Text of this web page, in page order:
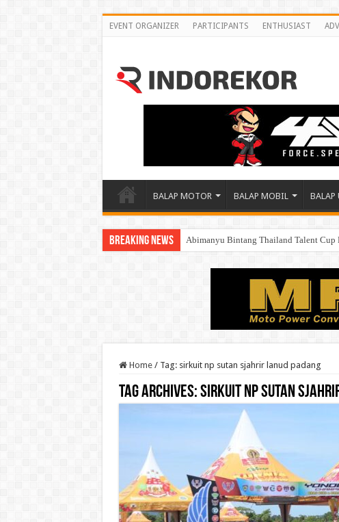
EVENT ORGANIZER PARTICIPANTS ENTHUSIAST
BALAP MOTOR BALAP MOBIL BALAP
Breaking News Abimanyu Juara Race 1 Thailand Talent
Home / Tag: sirkuit np sutan sjahrir lanud padang
Tag Archives:sirkuit np sutan